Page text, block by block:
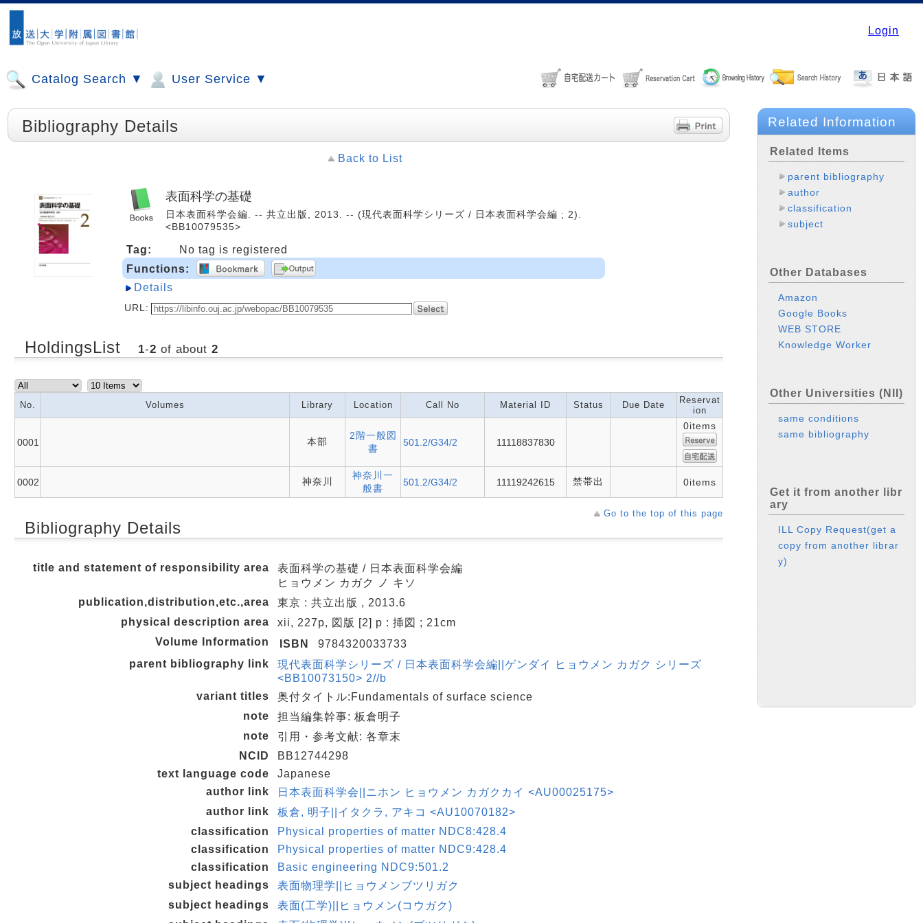
Login
Catalog Search ▼ User Service ▼
Bibliography Details
Back to List
表面科学の基礎
日本表面科学会編. -- 共立出版, 2013. -- (現代表面科学シリーズ / 日本表面科学会編 ; 2).
<BB10079535>
Tag:
No tag is registered
Functions:
Details
URL:
HoldingsList 1-2 of about 2
No. Volumes Library Location Call No Material ID Status Due Date
Reservat
ion
0001 本部
2階一般図
書
501.2/G34/2 11118837830
0items
0002 神奈川
神奈川一
般書
501.2/G34/2 11119242615 禁帯出 0items
Go to the top of this page
Bibliography Details
title and statement of responsibility area
表面科学の基礎 / 日本表面科学会編
ヒョウメン カガク ノ キソ
publication,distribution,etc.,area
東京 : 共立出版 , 2013.6
physical description area
xii, 227p, 図版 [2] p : 挿図 ; 21cm
Volume Information
ISBN
9784320033733
parent bibliography link
現代表面科学シリーズ / 日本表面科学会編||ゲンダイ ヒョウメン カガク シリーズ
<BB10073150> 2//b
variant titles
奥付タイトル:Fundamentals of surface science
note
担当編集幹事: 板倉明子
note
引用・参考文献: 各章末
NCID
BB12744298
text language code
Japanese
author link
日本表面科学会||ニホン ヒョウメン カガクカイ <AU00025175>
author link
板倉, 明子||イタクラ, アキコ <AU10070182>
classification
Physical properties of matter NDC8:428.4
classification
Physical properties of matter NDC9:428.4
classification
Basic engineering NDC9:501.2
subject headings
表面物理学||ヒョウメンブツリガク
subject headings
表面(工学)||ヒョウメン(コウガク)
Related Information
Related Items
parent bibliography
author
classification
subject
Other Databases
Amazon
Google Books
WEB STORE
Knowledge Worker
Other Universities (NII)
same conditions
same bibliography
Get it from another libr
ary
ILL Copy Request(get a
copy from another librar
y)